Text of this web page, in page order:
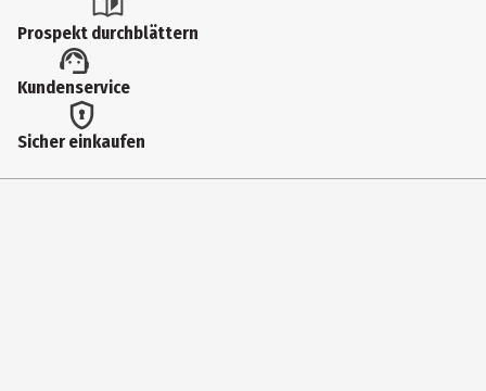
Prospekt durchblättern
Kundenservice
Sicher einkaufen